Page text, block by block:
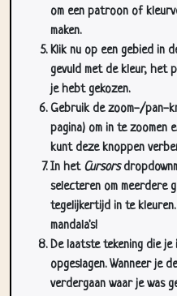
om een patroon of
maken.
Klik nu op een gebied in
gevuld met de kleur,
je hebt gekozen.
Gebruik de zoom-/pan-
pagina) om in te zoomen
kunt deze knoppen
In het Cursors
selecteren om meerdere
tegelijkertijd in te
mandala's!
De laatste tekening die
opgeslagen. Wanneer je
verdergaan waar je was